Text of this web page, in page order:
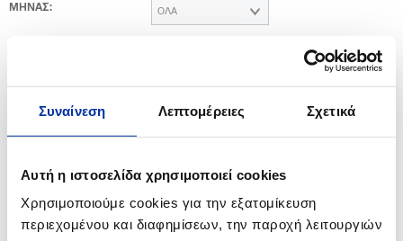
Συναίνεση Λεπτομέρειες Σχετικά
Αυτή η ιστοσελίδα χρησιμοποιεί cookies
Χρησιμοποιούμε cookies για την εξατομίκευση
περιεχομένου και διαφημίσεων, την παροχή λειτουργιών
ΜΗΝΑΣ: ΟΛΑ
2014
Ανακοίνωση για τις Βιομηχανικές Εγκαταστάσεις Ασπροπύργου
12.02.2014